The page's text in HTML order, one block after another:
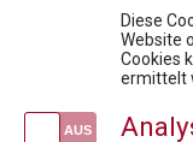
Diese
Website
Cookies
ermittelt